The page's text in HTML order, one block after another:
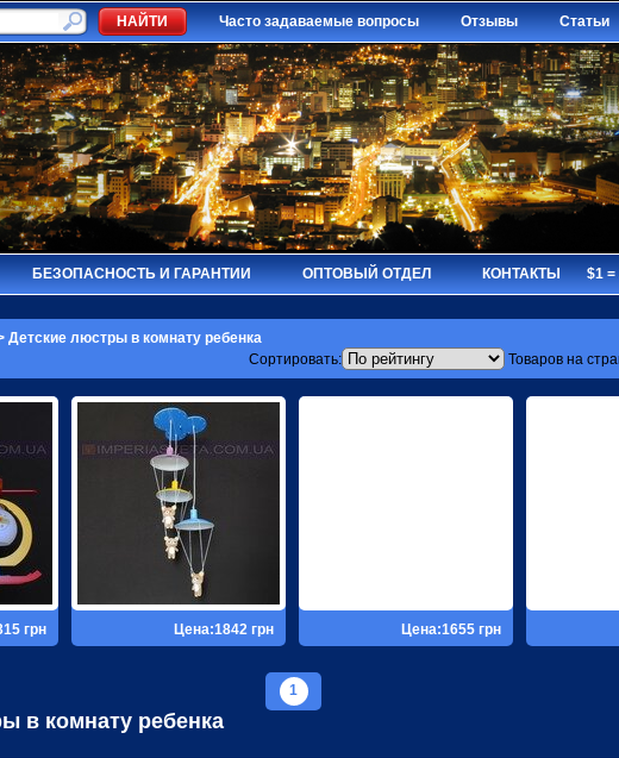
Часто задаваемые вопросы Отзывы Статьи
БЕЗОПАСНОСТЬ И ГАРАНТИИ ОПТОВЫЙ ОТДЕЛ КОНТАКТЫ $1 =
Детские люстры в комнату ребенка
Сортировать:
Товаров на
грн Цена:1842 грн Цена:1655 грн
1
в комнату ребенка